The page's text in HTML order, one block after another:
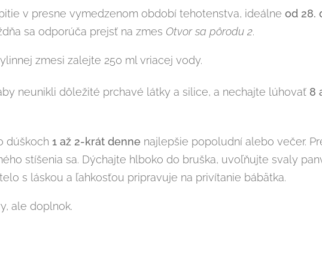
v presne vymedzenom období tehotenstva, ideálne od 28.
sa odporúča prejsť na zmes Otvor sa pôrodu 2.
zmesi zalejte 250 ml vriacej vody.
neunikli dôležité prchavé látky a silice, a nechajte lúhovať 8
dúškoch 1 až 2-krát denne najlepšie popoludní alebo večer.
stíšenia sa. Dýchajte hlboko do bruška, uvoľňujte svaly
s láskou a ľahkosťou pripravuje na privítanie bábätka.
ale doplnok.